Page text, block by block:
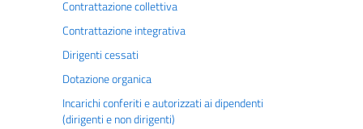
Contrattazione collettiva
Contrattazione integrativa
Dirigenti cessati
Dotazione organica
Incarichi conferiti e autorizzati ai dipendenti
(dirigenti e non dirigenti)